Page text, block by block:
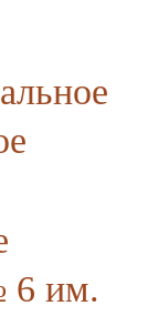
6 им.